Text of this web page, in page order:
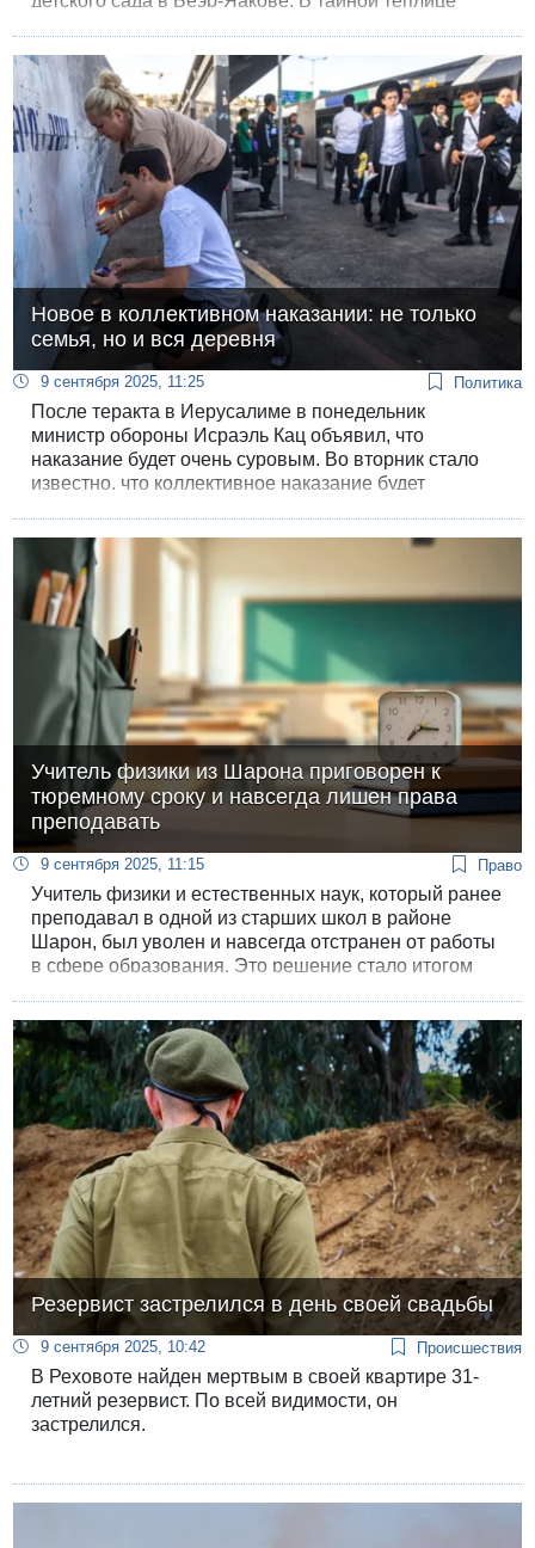
Новое в коллективном наказании: не только
семья, но и вся деревня
9 сентября 2025, 11:25 Политика
После теракта в Иерусалиме в понедельник
министр обороны Исраэль Кац объявил, что
наказание будет очень суровым. Во вторник стало
известно, что коллективное наказание будет
Учитель физики из Шарона приговорен к
тюремному сроку и навсегда лишен права
преподавать
9 сентября 2025, 11:15 Право
Учитель физики и естественных наук, который ранее
преподавал в одной из старших школ в районе
Шарон, был уволен и навсегда отстранен от работы
в сфере образования. Это решение стало итогом
деяний в отношении своих учеников.
Резервист застрелился в день своей свадьбы
9 сентября 2025, 10:42 Происшествия
В Реховоте найден мертвым в своей квартире 31-
летний резервист. По всей видимости, он
застрелился.